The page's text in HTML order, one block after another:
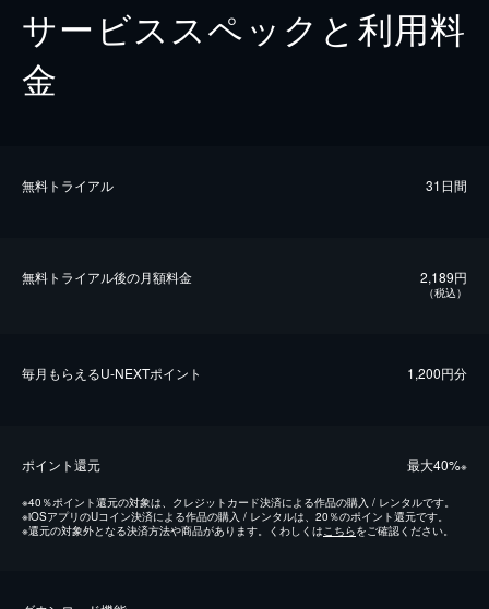
サービススペックと利用料
金
無料トライアル 31日間
無料トライアル後の⽉額料金 2,189円
（税込）
毎⽉もらえるU-NEXTポイント 1,200円分
ポイント還元 最⼤40%※
※40％ポイント還元の対象は、クレジットカード決済による作品の購入 / レンタルです。
※iOSアプリのUコイン決済による作品の購入 / レンタルは、20％のポイント還元です。
※還元の対象外となる決済方法や商品があります。くわしくはこちらをご確認ください。